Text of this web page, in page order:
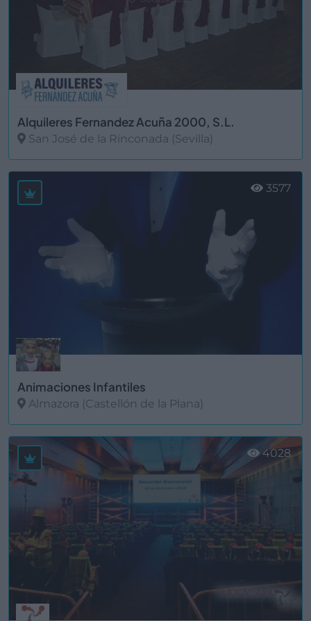
Alquileres Fernandez Acuña 2000, S.L.
San José de la Rinconada (Sevilla)
Animaciones Infantiles
Almazora (Castellón de la Plana)
3577
4028